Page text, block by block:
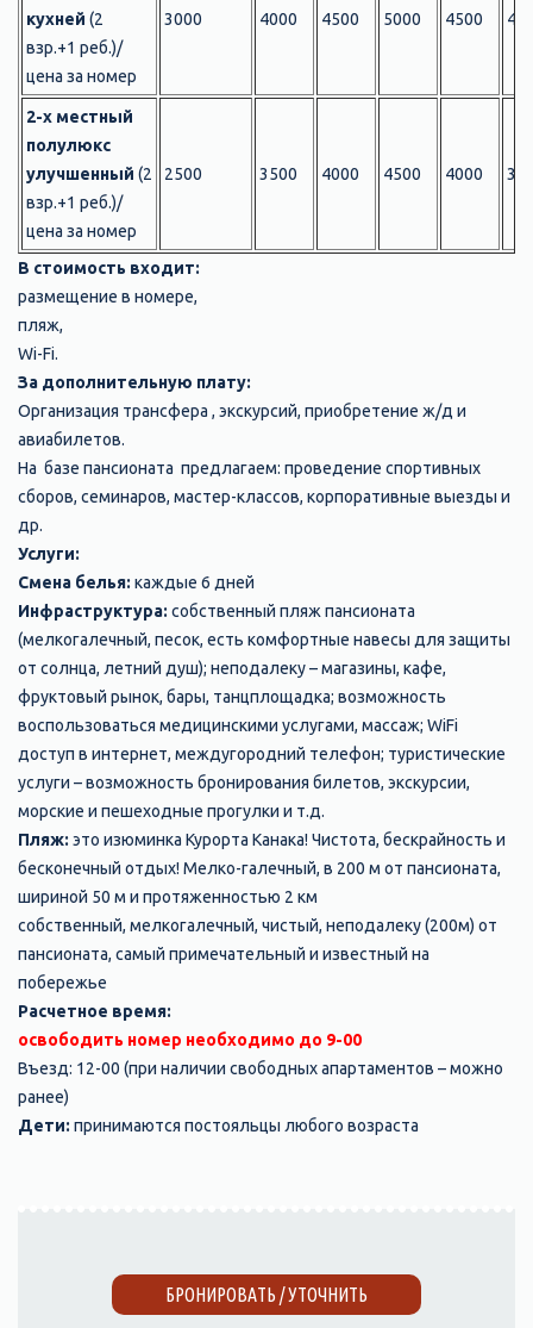
кухней (2
взр.+1 реб.)/
цена за номер
3000 4000 4500 5000 4500
2-х местный
полулюкс
улучшенный (2
взр.+1 реб.)/
цена за номер
2500 3500 4000 4500 4000
В стоимость входит:
размещение в номере,
пляж,
Wi-Fi.
За дополнительную плату:
Организация трансфера , экскурсий, приобретение ж/д и
авиабилетов.
На базе пансионата предлагаем: проведение спортивных
сборов, семинаров, мастер-классов, корпоративные выезды и
др.
Услуги:
Смена белья: каждые 6 дней
Инфраструктура: собственный пляж пансионата
(мелкогалечный, песок, есть комфортные навесы для защиты
от солнца, летний душ); неподалеку – магазины, кафе,
фруктовый рынок, бары, танцплощадка; возможность
воспользоваться медицинскими услугами, массаж; WiFi
доступ в интернет, междугородний телефон; туристические
услуги – возможность бронирования билетов, экскурсии,
морские и пешеходные прогулки и т.д.
Пляж: это изюминка Курорта Канака! Чистота, бескрайность и
бесконечный отдых! Мелко-галечный, в 200 м от пансионата,
шириной 50 м и протяженностью 2 км
собственный, мелкогалечный, чистый, неподалеку (200м) от
пансионата, самый примечательный и известный на
побережье
Расчетное время:
освободить номер необходимо до 9-00
Въезд: 12-00 (при наличии свободных апартаментов – можно
ранее)
Дети: принимаются постояльцы любого возраста
БРОНИРОВАТЬ / УТОЧНИТЬ